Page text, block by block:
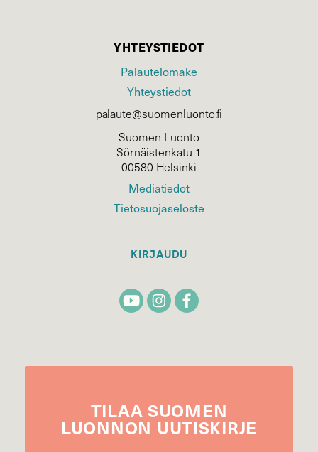
YHTEYSTIEDOT
Palautelomake
Yhteystiedot
palaute@suomenluonto.fi
Suomen Luonto
Sörnäistenkatu 1
00580 Helsinki
Mediatiedot
Tietosuojaseloste
KIRJAUDU
TILAA SUOMEN
LUONNON UUTIS­KIRJE